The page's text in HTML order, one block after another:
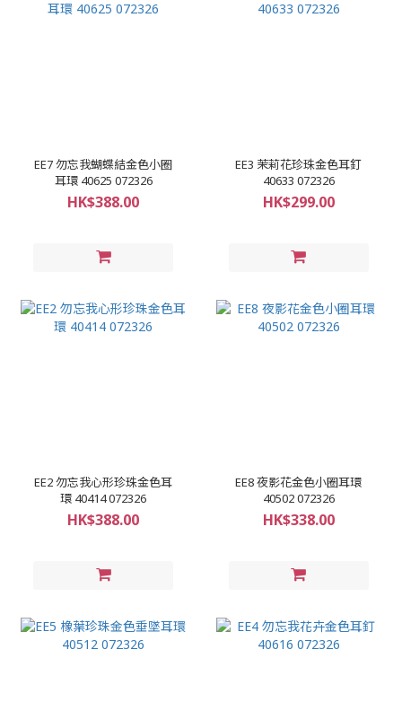
EE7 勿忘我蝴蝶結金色小圈
耳環 40625 072326
HK$388.00
EE3 茉莉花珍珠金色耳釘
40633 072326
HK$299.00
EE2 勿忘我心形珍珠金色耳
環 40414 072326
HK$388.00
EE8 夜影花金色小圈耳環
40502 072326
HK$338.00